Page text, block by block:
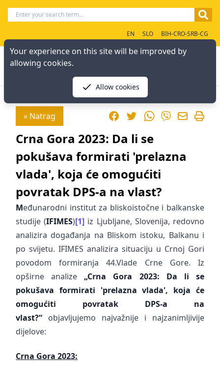
EN SLO BIH-CRO-SRB-CG
« Natrag FacebookTwitterWhatsApp
Viber
Crna Gora 2023: Da li se
pokušava formirati 'prelazna
vlada', koja će omogućiti
povratak DPS-a na vlast?
Međunarodni institut za bliskoistočne i balkanske
studije (IFIMES)[1] iz Ljubljane, Slovenija, redovno
analizira događanja na Bliskom istoku, Balkanu i
po svijetu. IFIMES analizira situaciju u Crnoj Gori
povodom formiranja 44.Vlade Crne Gore. Iz
opširne analize „Crna Gora 2023:
Da li se
pokušava formirati 'prelazna vlada', koja će
omogućiti povratak DPS-a na
vlast?“ objavljujemo najvažnije i najzanimljivije
dijelove:
Crna Gora 2023:
Your experience on this site will be improved by
allowing cookies.
Allow cookies